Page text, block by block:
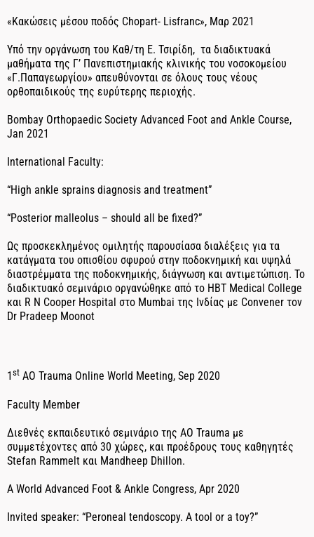
«Κακώσεις μέσου ποδός Chopart- Lisfranc», Μαρ 2021
Υπό την οργάνωση του Καθ/τη Ε. Τσιρίδη, τα διαδικτυακά
μαθήματα της Γ’ Πανεπιστημιακής κλινικής του νοσοκομείου
«Γ.Παπαγεωργίου» απευθύνονται σε όλους τους νέους
ορθοπαιδικούς της ευρύτερης περιοχής.
Bombay Orthopaedic Society Advanced Foot and Ankle Course,
Jan 2021
International Faculty:
“High ankle sprains diagnosis and treatment”
“Posterior malleolus – should all be fixed?”
Ως προσκεκλημένος ομιλητής παρουσίασα διαλέξεις για τα
κατάγματα του οπισθίου σφυρού στην ποδοκνημική και υψηλά
διαστρέμματα της ποδοκνημικής, διάγνωση και αντιμετώπιση. Το
διαδικτυακό σεμινάριο οργανώθηκε από το HBT Medical College
και R N Cooper Hospital στο Mumbai της Ινδίας με Convener τον
Dr Pradeep Moonot
1 st AO Trauma Online World Meeting, Sep 2020
Faculty Member
Διεθνές εκπαιδευτικό σεμινάριο της AO Trauma με
συμμετέχοντες από 30 χώρες, και προέδρους τους καθηγητές
Stefan Rammelt και Mandheep Dhillon.
A World Advanced Foot & Ankle Congress, Apr 2020
Invited speaker: “Peroneal tendoscopy. A tool or a toy?”